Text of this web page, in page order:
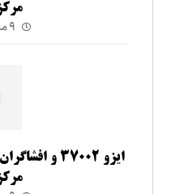
۹ مرداد ۱۴۰۵